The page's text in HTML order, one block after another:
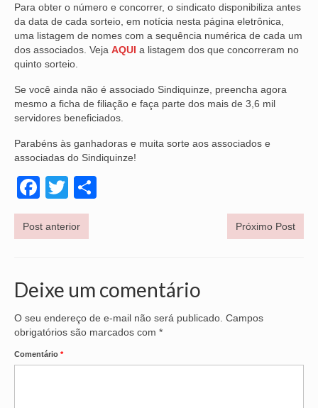
Para obter o número e concorrer, o sindicato disponibiliza antes
da data de cada sorteio, em notícia nesta página eletrônica,
uma listagem de nomes com a sequência numérica de cada um
dos associados. Veja AQUI a listagem dos que concorreram no
quinto sorteio.
Se você ainda não é associado Sindiquinze, preencha agora
mesmo a ficha de filiação e faça parte dos mais de 3,6 mil
servidores beneficiados.
Parabéns às ganhadoras e muita sorte aos associados e
associadas do Sindiquinze!
Facebook
Twitter
Post anterior Próximo Post
Deixe um comentário
O seu endereço de e-mail não será publicado. Campos
obrigatórios são marcados com *
Comentário *